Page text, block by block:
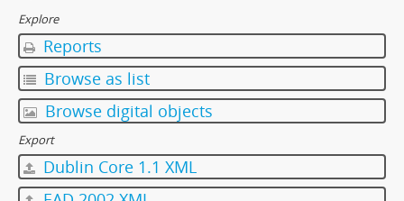
Explore
Reports
Browse as list
Browse digital objects
Export
Dublin Core 1.1 XML